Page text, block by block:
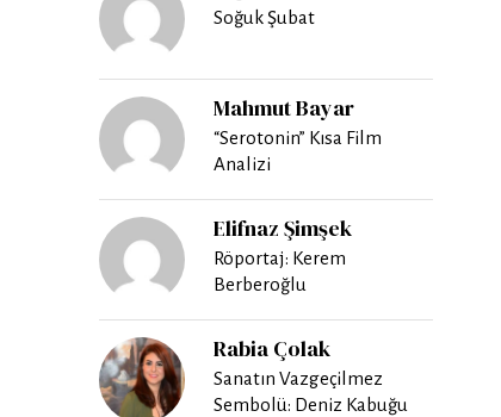
Soğuk Şubat
Mahmut Bayar
“Serotonin” Kısa Film
Analizi
Elifnaz Şimşek
Röportaj: Kerem
Berberoğlu
Rabia Çolak
Sanatın Vazgeçilmez
Sembolü: Deniz Kabuğu